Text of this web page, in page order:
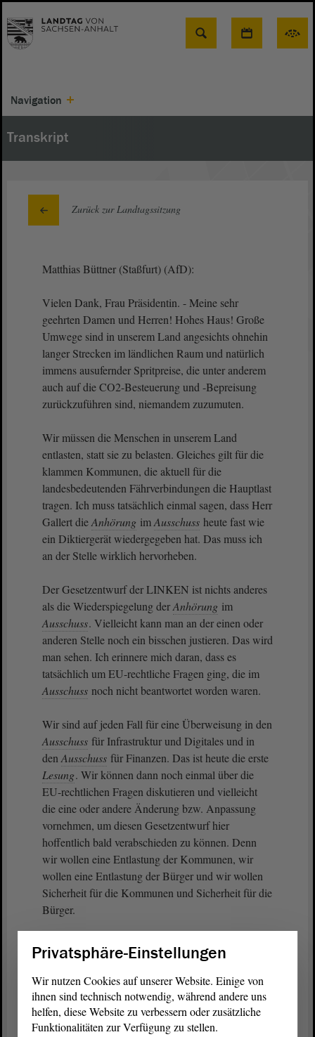
Suche
Navigation
Transkript
Zurück zur Landtagssitzung
Matthias Büttner (Staßfurt) (AfD):
Vielen Dank, Frau Präsidentin. - Meine sehr
geehrten Damen und Herren! Hohes Haus! Große
Umwege sind in unserem Land angesichts ohnehin
langer Strecken im ländlichen Raum und natürlich
immens ausufernder Spritpreise, die unter anderem
auch auf die CO2-Besteuerung und -Bepreisung
zurückzuführen sind, niemandem zuzumuten.
Wir müssen die Menschen in unserem Land
entlasten, statt sie zu belasten. Gleiches gilt für die
klammen Kommunen, die aktuell für die
landesbedeutenden Fährverbindungen die Hauptlast
tragen. Ich muss tatsächlich einmal sagen, dass Herr
Gallert dieAnhörung imAusschuss heute fast wie
ein Diktiergerät wiedergegeben hat. Das muss ich
an der Stelle wirklich hervorheben.
Der Gesetzentwurf der LINKEN ist nichts anderes
als die Wiederspiegelung derAnhörung im
Ausschuss. Vielleicht kann man an der einen oder
anderen Stelle noch ein bisschen justieren. Das wird
man sehen. Ich erinnere mich daran, dass es
tatsächlich um EU-rechtliche Fragen ging, die im
Ausschuss noch nicht beantwortet worden waren.
Wir sind auf jeden Fall für eine Überweisung in den
Ausschuss für Infrastruktur und Digitales und in
den Ausschuss für Finanzen. Das ist heute die erste
Lesung. Wir können dann noch einmal über die
EU-rechtlichen Fragen diskutieren und vielleicht
die eine oder andere Änderung bzw. Anpassung
vornehmen, um diesen Gesetzentwurf hier
hoffentlich bald verabschieden zu können. Denn
wir wollen eine Entlastung der Kommunen, wir
wollen eine Entlastung der Bürger und wir wollen
Sicherheit für die Kommunen und Sicherheit für die
Bürger.
Diskussionen können wir dann imAusschuss
führen. - Vielen Dank.
(Beifall)
Privatsphäre-Einstellungen
Wir nutzen Cookies auf unserer Website. Einige von
ihnen sind technisch notwendig, während andere uns
helfen, diese Website zu verbessern oder zusätzliche
Funktionalitäten zur Verfügung zu stellen.